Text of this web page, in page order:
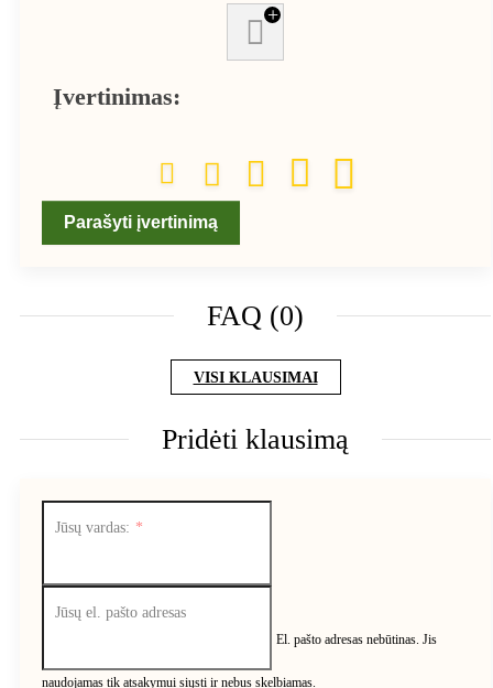
+
Įvertinimas:
Parašyti įvertinimą
FAQ (0)
VISI KLAUSIMAI
Pridėti klausimą
Jūsų vardas:
Jūsų el. pašto adresas
El. pašto adresas nebūtinas. Jis
naudojamas tik atsakymui siųsti ir nebus skelbiamas.